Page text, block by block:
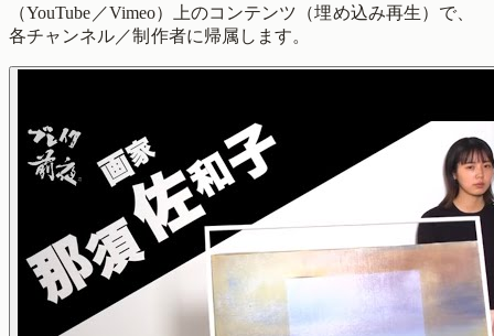
（YouTube／Vimeo）上のコンテンツ（埋め込み再生）で、
各チャンネル／制作者に帰属します。